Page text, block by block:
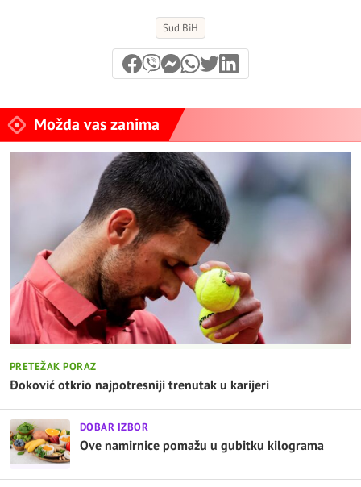
Sud BiH
Možda vas zanima
PRETEŽAK PORAZ
Đoković otkrio najpotresniji trenutak u karijeri
DOBAR IZBOR
Ove namirnice pomažu u gubitku kilograma